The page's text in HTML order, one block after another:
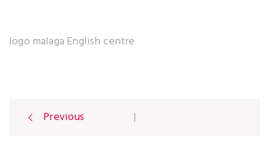
logo malaga English centre
Previous |